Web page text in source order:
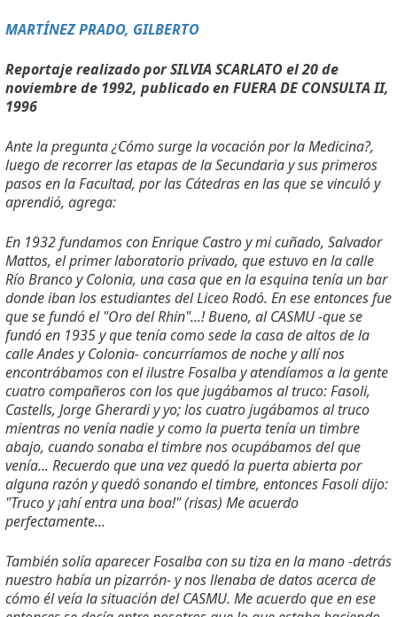
MARTÍNEZ PRADO, GILBERTO
Reportaje realizado por SILVIA SCARLATO el 20 de
noviembre de 1992, publicado en FUERA DE CONSULTA II,
1996
Ante la pregunta ¿Cómo surge la vocación por la Medicina?,
luego de recorrer las etapas de la Secundaria y sus primeros
pasos en la Facultad, por las Cátedras en las que se vinculó y
aprendió, agrega:
En 1932 fundamos con Enrique Castro y mi cuñado, Salvador
Mattos, el primer laboratorio privado, que estuvo en la calle
Río Branco y Colonia, una casa que en la esquina tenía un bar
donde iban los estudiantes del Liceo Rodó. En ese entonces fue
que se fundó el "Oro del Rhin"...! Bueno, al CASMU -que se
fundó en 1935 y que tenía como sede la casa de altos de la
calle Andes y Colonia- concurríamos de noche y allí nos
encontrábamos con el ilustre Fosalba y atendíamos a la gente
cuatro compañeros con los que jugábamos al truco: Fasoli,
Castells, Jorge Gherardi y yo; los cuatro jugábamos al truco
mientras no venía nadie y como la puerta tenía un timbre
abajo, cuando sonaba el timbre nos ocupábamos del que
venía... Recuerdo que una vez quedó la puerta abierta por
alguna razón y quedó sonando el timbre, entonces Fasoli dijo:
"Truco y ¡ahí entra una boa!" (risas) Me acuerdo
perfectamente...
También solía aparecer Fosalba con su tiza en la mano -detrás
nuestro había un pizarrón- y nos llenaba de datos acerca de
cómo él veía la situación del CASMU. Me acuerdo que en ese